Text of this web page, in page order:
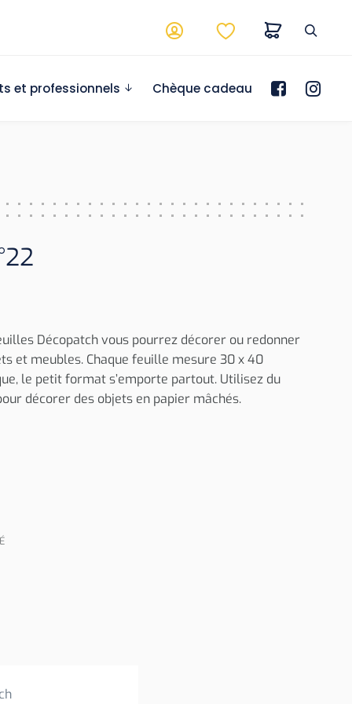
et professionnels Chèque cadeau
Décopatch vous pourrez décorer ou redonner
et meubles. Chaque feuille mesure 30 x 40
le petit format s’emporte partout. Utilisez du
décorer des objets en papier mâchés.